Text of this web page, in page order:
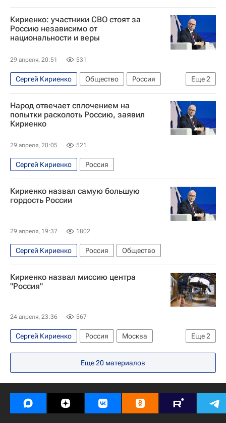
Москва
НАТО
Кириенко: участники СВО стоят за
Россию независимо от
национальности и веры
29 апреля, 20:51 531
Еще2
Сергей Кириенко Общество
Россия
Москва
Манеж
Народ отвечает сплочением на
попытки расколоть Россию, заявил
Кириенко
29 апреля, 20:05 521
Сергей Кириенко Россия
Кириенко назвал самую большую
гордость России
29 апреля, 19:37 1802
Сергей Кириенко Россия Общество
Кириенко назвал миссию центра
"Россия"
24 апреля, 23:36 567
Еще2
Сергей Кириенко Россия
Москва
Ташкент
Владимир Путин
Еще20 материалов